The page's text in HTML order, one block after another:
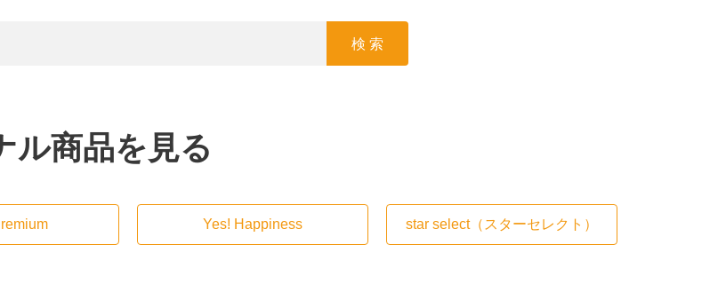
検 索
ル商品を見る
Yes! Happiness star select（スターセレクト）